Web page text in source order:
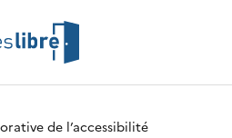
de l’accessibilité